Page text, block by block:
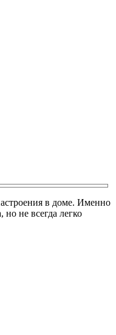
в доме. Именно
не всегда легко